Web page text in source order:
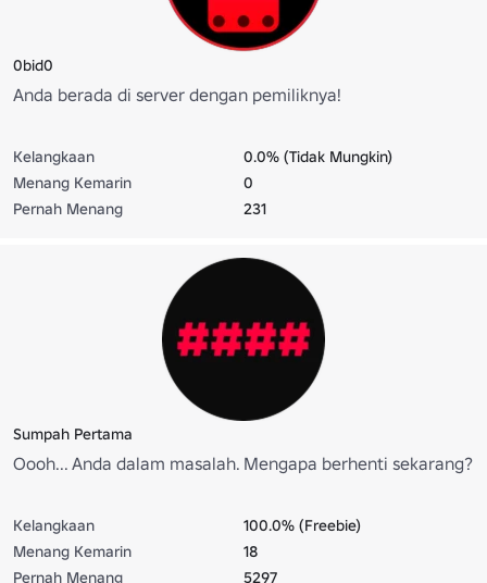
0bid0
Anda berada di server dengan pemiliknya!
Kelangkaan
0.0% (Tidak Mungkin)
Menang Kemarin
0
Pernah Menang
231
Sumpah Pertama
Oooh... Anda dalam masalah. Mengapa berhenti sekarang?
Kelangkaan
100.0% (Freebie)
Menang Kemarin
18
Pernah Menang
5297